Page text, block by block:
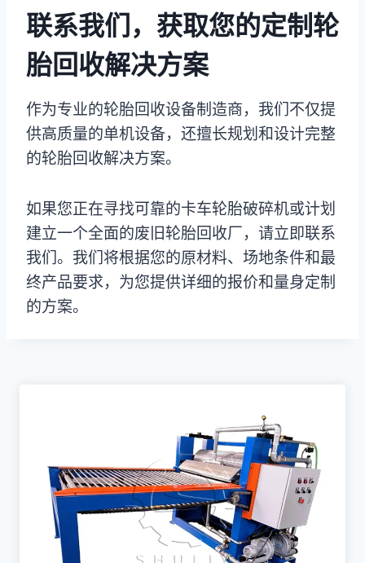
联系我们，获取您的定制轮
胎回收解决方案
作为专业的轮胎回收设备制造商，我们不仅提
供高质量的单机设备，还擅长规划和设计完整
的轮胎回收解决方案。
如果您正在寻找可靠的卡车轮胎破碎机或计划
建立一个全面的废旧轮胎回收厂，请立即联系
我们。我们将根据您的原材料、场地条件和最
终产品要求，为您提供详细的报价和量身定制
的方案。